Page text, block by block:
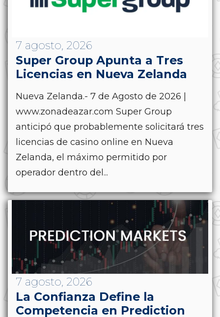
7 agosto, 2026
Super Group Apunta a Tres
Licencias en Nueva Zelanda
Nueva Zelanda.- 7 de Agosto de 2026 |
www.zonadeazar.com Super Group
anticipó que probablemente solicitará tres
licencias de casino online en Nueva
Zelanda, el máximo permitido por
operador dentro del...
7 agosto, 2026
La Confianza Define la
Competencia en Prediction